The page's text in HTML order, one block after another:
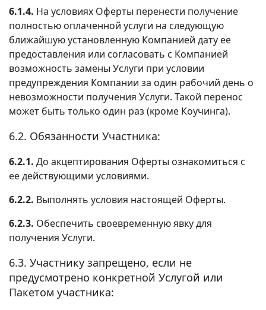
6.1.4. На условиях Оферты перенести получение
полностью оплаченной услуги на следующую
ближайшую установленную Компанией дату ее
предоставления или согласовать с Компанией
возможность замены Услуги при условии
предупреждения Компании за один рабочий день о
невозможности получения Услуги. Такой перенос
может быть только один раз (кроме Коучинга).
6.2. Обязанности Участника:
6.2.1. До акцептирования Оферты ознакомиться с
ее действующими условиями.
6.2.2. Выполнять условия настоящей Оферты.
6.2.3. Обеспечить своевременную явку для
получения Услуги.
6.3. Участнику запрещено, если не
предусмотрено конкретной Услугой или
Пакетом участника: